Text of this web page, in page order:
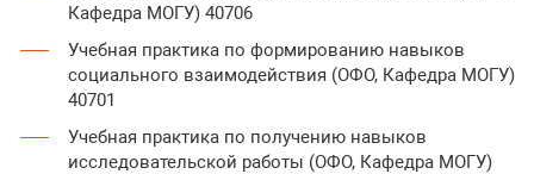
Кафедра МОГУ) 40706
Учебная практика по формированию навыков
социального взаимодействия (ОФО, Кафедра МОГУ)
40701
Учебная практика по получению навыков
исследовательской работы (ОФО, Кафедра МОГУ)